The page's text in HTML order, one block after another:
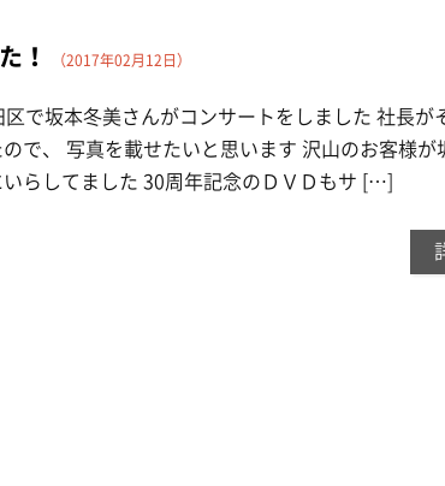
！ （2017年02月12日）
で坂本冬美さんがコンサートをしました 社長が
で、 写真を載せたいと思います 沢山のお客様が
いらしてました 30周年記念のＤＶＤもサ […]